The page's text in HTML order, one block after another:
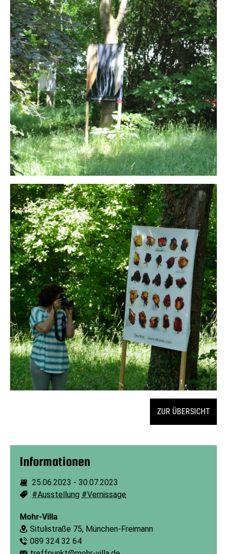
ZUR ÜBERSICHT
Informationen
Dauer:
25.06.2023 -30.07.2023
Schlagworte:
#Ausstellung #Vernissage
Mohr-Villa
Ort:
Situlistraße 75, München-Freimann
Telefon:
089 324 32 64